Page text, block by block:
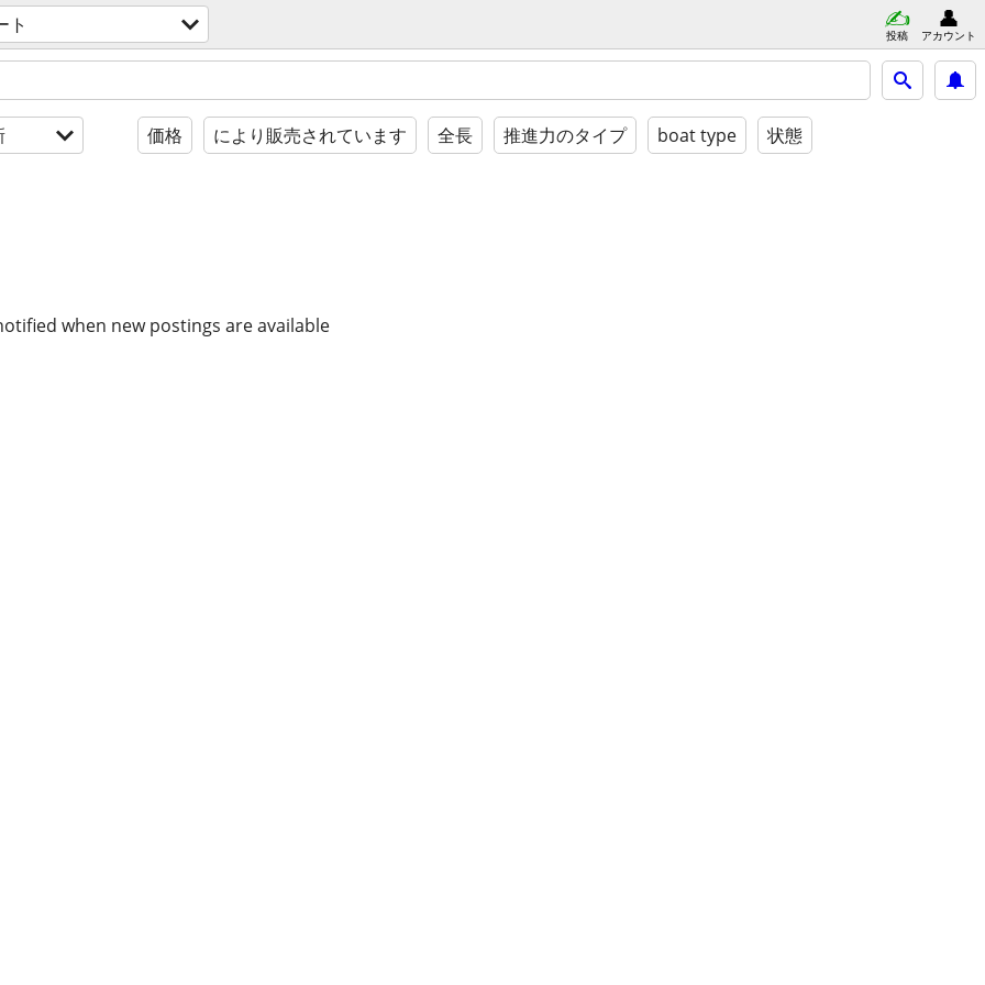
ト 投稿 アカウント
価格 により販売されています 全長 推進力のタイプ boat type 状態
when new postings are available